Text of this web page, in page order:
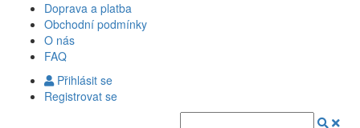
Doprava a platba
Obchodní podmínky
O nás
FAQ
Přihlásit se
Registrovat se